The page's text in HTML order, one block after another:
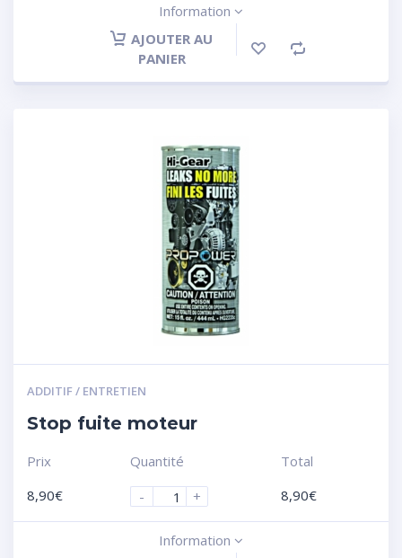
Information
AJOUTER AU
PANIER
ADDITIF / ENTRETIEN
Stop fuite moteur
Prix
8,90€
Quantité
-
+
Total
8,90€
Information